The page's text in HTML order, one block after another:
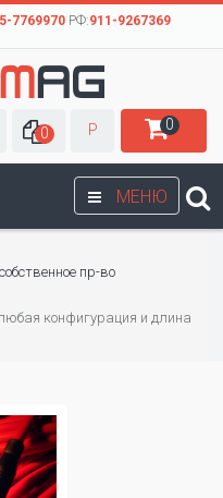
7769970РФ:911-9267369
0 Р 0
МЕНЮ
пр-во
конфигурация и длина